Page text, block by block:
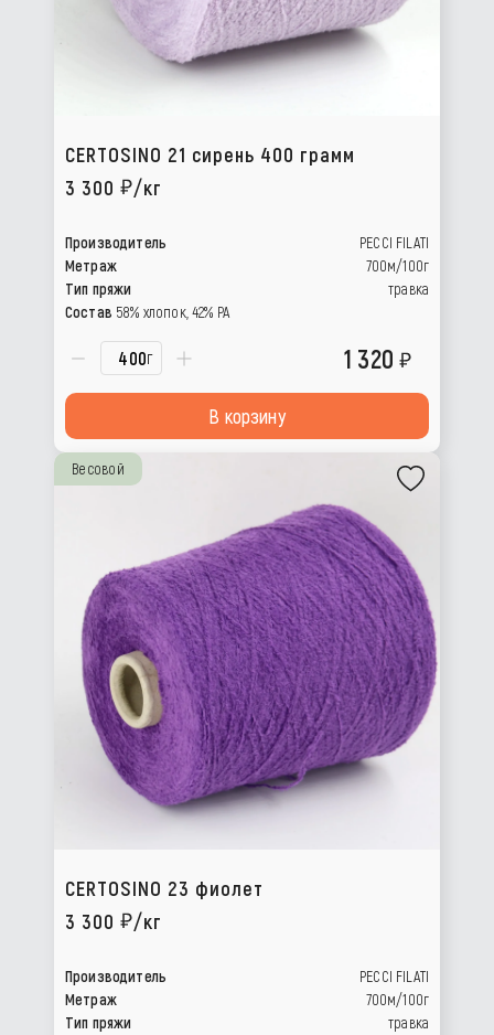
CERTOSINO 21 сирень 400 грамм
3 300
/кг
Производитель
PECCI FILATI
Метраж
700м/100г
Тип пряжи
травка
Состав 58% хлопок, 42% РА
г 1 320
В корзину
Весовой
CERTOSINO 23 фиолет
3 300
/кг
Производитель
PECCI FILATI
Метраж
700м/100г
Тип пряжи
травка